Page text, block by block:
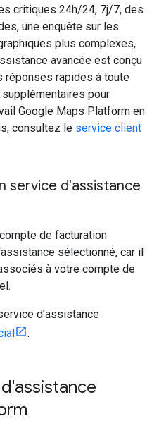
critiques 24h/24, 7j/7, des
une enquête sur les
plus complexes,
avancée est conçu
réponses rapides à toute
pour
Google Maps Platform en
consultez le service client
service d'assistance
de facturation
sélectionné, car il
à votre compte de
d'assistance
.